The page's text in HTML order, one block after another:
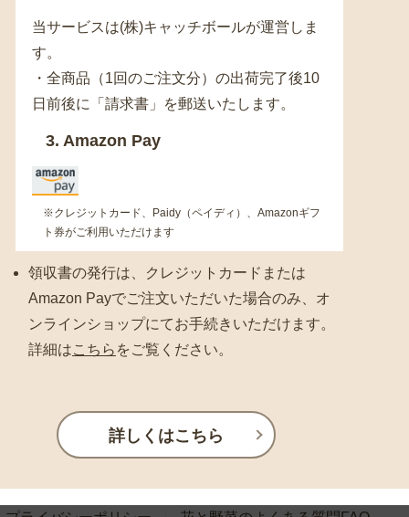
当サービスは(株)キャッチボールが運営しま
す。
・全商品（1回のご注文分）の出荷完了後10
日前後に「請求書」を郵送いたします。
3. Amazon Pay
※クレジットカード、Paidy（ペイディ）、Amazonギフ
ト券がご利用いただけます
領収書の発行は、クレジットカードまたは
Amazon Payでご注文いただいた場合のみ、オ
ンラインショップにてお手続きいただけます。
詳細はこちら をご覧ください。
詳しくはこちら